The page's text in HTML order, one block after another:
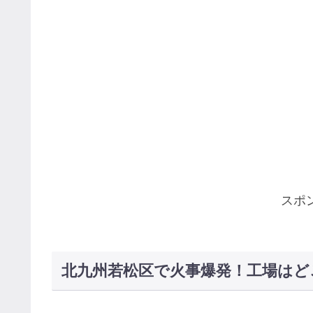
スポ
北九州若松区で火事爆発！工場はど